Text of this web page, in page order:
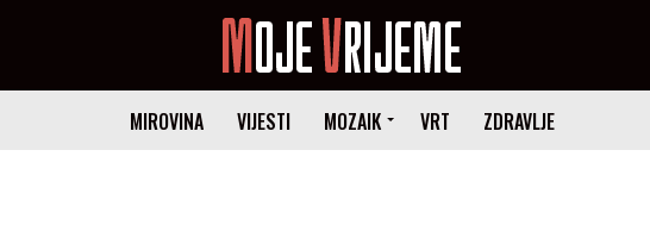
MIROVINA VIJESTI MOZAIK VRT ZDRAVLJE